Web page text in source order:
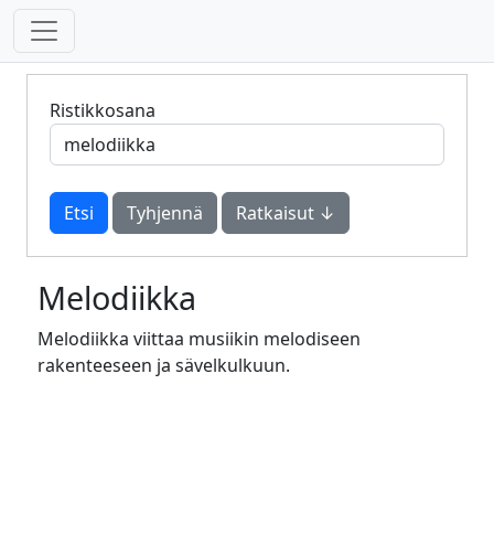
Ristikkosana
Tyhjennä Ratkaisut ↓
Melodiikka
Melodiikka viittaa musiikin melodiseen
rakenteeseen ja sävelkulkuun.